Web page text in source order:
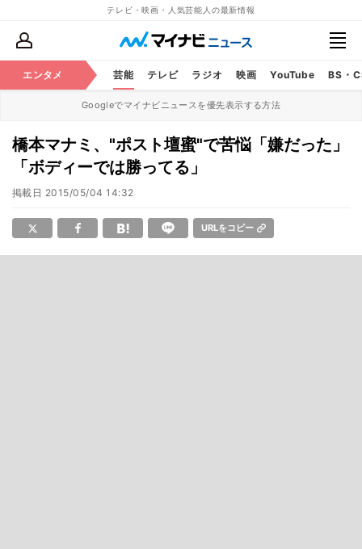
テレビ・映画・人気芸能人の最新情報
エンタメ 芸能 テレビ ラジオ 映画 YouTube BS・
Googleでマイナビニュースを優先表示する方法
橋本マナミ、"ポスト壇蜜"で苦悩「嫌だった」
「ボディーでは勝ってる」
掲載日 2015/05/04 14:32
URLをコピー